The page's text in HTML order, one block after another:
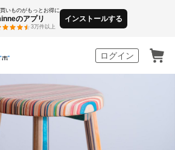
いものがもっとお得に
のアプリ
3万件以上
インストールする
ログイン